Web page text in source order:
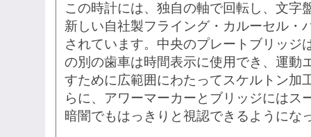
この時計には、独自の軸で回転し、文字
新しい自社製フライング・カルーセル・
されています。中央のプレートブリッジ
の別の歯車は時間表示に使用でき、運動
すために広範囲にわたってスケルトン加
らに、アワーマーカーとブリッジにはス
暗闇でもはっきりと視認できるようにな